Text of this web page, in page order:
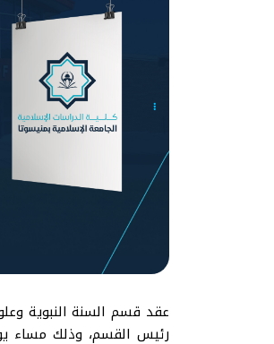
عقد قسم السنة النبوية